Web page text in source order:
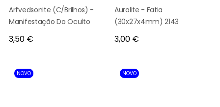
Arfvedsonite (c/brilhos) -
Manifestação Do Oculto
Preço
3,50 €
Auralite - Fatia
(30x27x4mm) 2143
Preço
3,00 €
NOVO NOVO